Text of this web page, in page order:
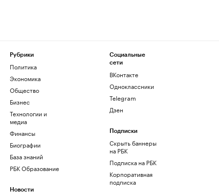
Рубрики
Политика
Экономика
Общество
Бизнес
Технологии и
медиа
Финансы
Биографии
База знаний
РБК Образование
Новости
Социальные
сети
ВКонтакте
Одноклассники
Telegram
Дзен
Подписки
Скрыть баннеры
на РБК
Подписка на РБК
Корпоративная
подписка